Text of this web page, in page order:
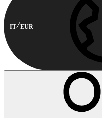
IT EUR